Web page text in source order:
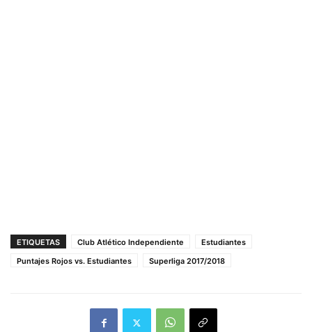
ETIQUETAS Club Atlético Independiente
Estudiantes
Puntajes Rojos vs. Estudiantes
Superliga 2017/2018